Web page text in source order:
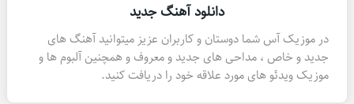
دانلود آهنگ جدید
در موزیک آس شما دوستان و کاربران عزیز میتوانید آهنگ های
جدید و خاص ، مداحی های جدید و معروف و همچنین آلبوم ها و
موزیک ویدئو های مورد علاقه خود را دریافت کنید.